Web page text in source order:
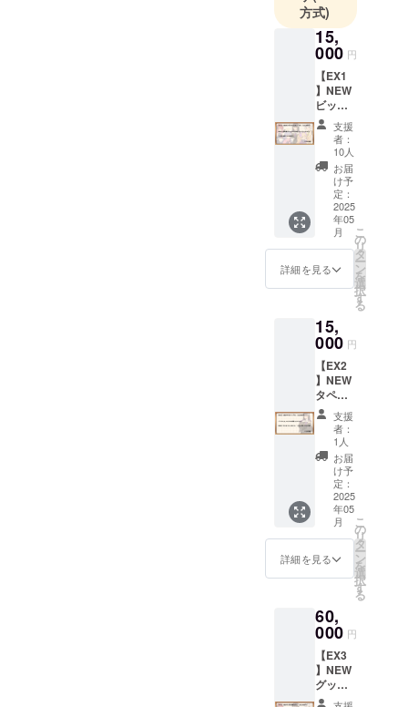
テンツ作り
に利用でき
る素材を提
供したりと
いった、
様々な活動
を通じ、皆
様に親しん
でいただけ
れば幸いで
方式)
15,
000 円
【EX1
】NEW
ビッグ
アクリ
ルスタ
ンドプ
ラン
（15,00
0円） ■
アクリ
ルスタ
ンド イ
ラスト
レー
ター
ル」様
描き下
ろし
の、
「Lusty
*Kiss
Product
ion」
キャラ
いずれ
かのイ
ラスト
が入っ
たアク
リルス
タンド
です。
「ディ
アちゃ
「アル
マちゃ
ん」、
「リリ
支援
者：
10人
お届
け予
定：
2025
年05
月
詳細を見る
こ
の
リ
タ
ー
ン
を
選
択
す
る
15,
000 円
【EX2
】NEW
タペス
トリー
プラン
（15,00
0円） ■
アクリ
ルスタ
ンド
「アン
ジーさ
ん」の
イラス
トが
トリー
です。
※イラス
トは
「ポス
トカー
ドB」と
支援
者：
1人
お届
け予
定：
2025
年05
月
詳細を見る
こ
の
リ
タ
ー
ン
を
選
択
す
る
60,
000 円
【EX3
】NEW
グッズ
全部乗